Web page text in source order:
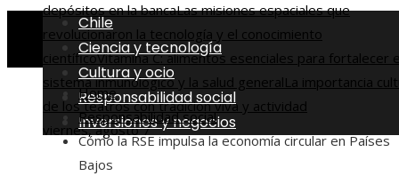
depósitos en la bancaLas misiones espaciales que
revolucionaron la tecnología y el conocimiento
científicoVitamina C: alimentos esenciales para fortalecer
sistema inmunológico y la salud generalLa importancia
de los teatros con tradición viva y actividad
viernes, agosto 7
Chile
Ciencia y tecnología
Cultura y ocio
Responsabilidad social
Inversiones y negocios
Home
Responsabilidad social
Cómo la RSE impulsa la economía circular en Países
Bajos